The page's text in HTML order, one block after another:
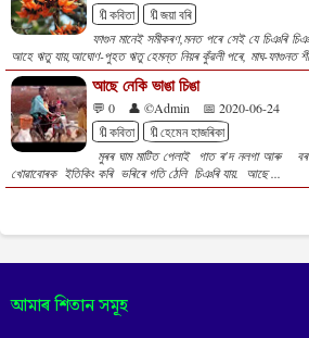
🔖কবিতা
🔖জয়া বৰি
ফাগুন মানেই সমীকৰণ,মনত পৰে সেই যে চিঞৰি
আহে ঋতু যায়,আঘোণ-পুহত ঋতু হেমন্ত নিয়ৰ কুঁৱলী পৰে, মাঘ-ফাগুনত
আছে নেকি ভাঙা চিঙা
💬 0 👤 ©Admin
📅 2020-06-24
🔖কবিতা
🔖হেমেন হাজৰিকা
মুৰৰ ঘাম মাটিত পেলাই গাত ৰ'দ নলগা আৰু
খোৱাবোৰক ইতিকিং কৰি ভৰিৰে গতি ঠেলি চিঞৰি যায়. আছে ...
আমাৰ শিতান সমূহ